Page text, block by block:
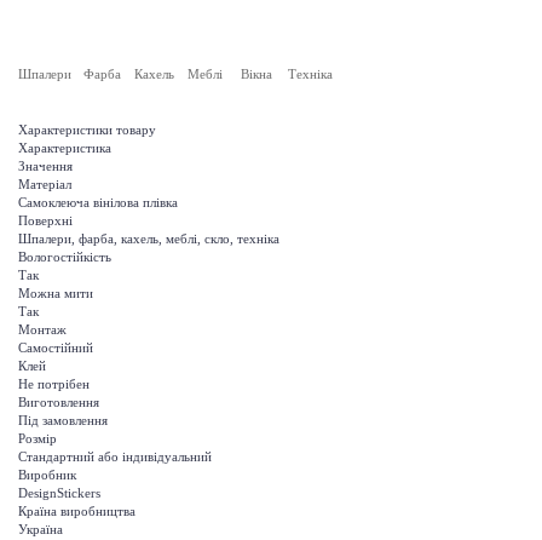
Шпалери Фарба Кахель Меблі Вікна Техніка
Характеристики товару
Характеристика
Значення
Матеріал
Самоклеюча вінілова плівка
Поверхні
Шпалери, фарба, кахель, меблі, скло, техніка
Вологостійкість
Так
Можна мити
Так
Монтаж
Самостійний
Клей
Не потрібен
Виготовлення
Під замовлення
Розмір
Стандартний або індивідуальний
Виробник
DesignStickers
Країна виробництва
Україна